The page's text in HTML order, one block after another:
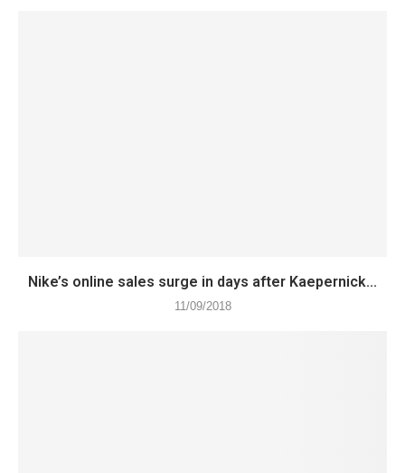
Nike’s online sales surge in days after Kaepernick...
11/09/2018